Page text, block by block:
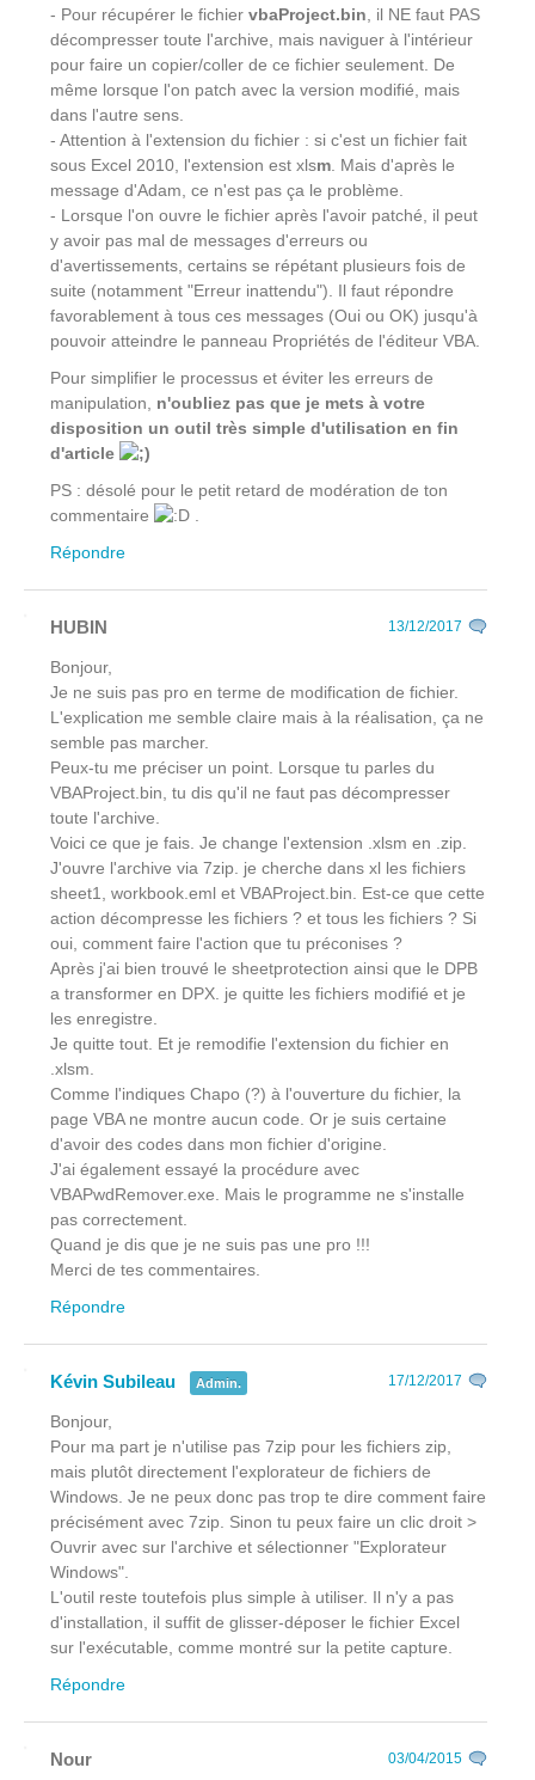
- Pour récupérer le fichier vbaProject.bin , il NE faut PAS
décompresser toute l'archive, mais naviguer à l'intérieur
pour faire un copier/coller de ce fichier seulement. De
même lorsque l'on patch avec la version modifié, mais
dans l'autre sens.
- Attention à l'extension du fichier : si c'est un fichier fait
sous Excel 2010, l'extension est xlsm . Mais d'après le
message d'Adam, ce n'est pas ça le problème.
- Lorsque l'on ouvre le fichier après l'avoir patché, il peut
y avoir pas mal de messages d'erreurs ou
d'avertissements, certains se répétant plusieurs fois de
suite (notamment "Erreur inattendu"). Il faut répondre
favorablement à tous ces messages (Oui ou OK) jusqu'à
pouvoir atteindre le panneau Propriétés de l'éditeur VBA.
Pour simplifier le processus et éviter les erreurs de
manipulation, n'oubliez pas que je mets à votre
disposition un outil très simple d'utilisation en fin
d'article
PS : désolé pour le petit retard de modération de ton
commentaire
Répondre
HUBIN 13/12/2017
Bonjour,
Je ne suis pas pro en terme de modification de fichier.
L'explication me semble claire mais à la réalisation, ça ne
semble pas marcher.
Peux-tu me préciser un point. Lorsque tu parles du
VBAProject.bin, tu dis qu'il ne faut pas décompresser
toute l'archive.
Voici ce que je fais. Je change l'extension .xlsm en .zip.
J'ouvre l'archive via 7zip. je cherche dans xl les fichiers
sheet1, workbook.eml et VBAProject.bin. Est-ce que cette
action décompresse les fichiers ? et tous les fichiers ? Si
oui, comment faire l'action que tu préconises ?
Après j'ai bien trouvé le sheetprotection ainsi que le DPB
a transformer en DPX. je quitte les fichiers modifié et je
les enregistre.
Je quitte tout. Et je remodifie l'extension du fichier en
.xlsm.
Comme l'indiques Chapo (?) à l'ouverture du fichier, la
page VBA ne montre aucun code. Or je suis certaine
d'avoir des codes dans mon fichier d'origine.
J'ai également essayé la procédure avec
VBAPwdRemover.exe. Mais le programme ne s'installe
pas correctement.
Quand je dis que je ne suis pas une pro !!!
Merci de tes commentaires.
Répondre
Kévin Subileau Admin. 17/12/2017
Bonjour,
Pour ma part je n'utilise pas 7zip pour les fichiers zip,
mais plutôt directement l'explorateur de fichiers de
Windows. Je ne peux donc pas trop te dire comment faire
précisément avec 7zip. Sinon tu peux faire un clic droit >
Ouvrir avec sur l'archive et sélectionner "Explorateur
Windows".
L'outil reste toutefois plus simple à utiliser. Il n'y a pas
d'installation, il suffit de glisser-déposer le fichier Excel
sur l'exécutable, comme montré sur la petite capture.
Répondre
Nour 03/04/2015